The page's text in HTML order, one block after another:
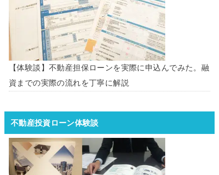
【体験談】不動産担保ローンを実際に申込んでみた。融
資までの実際の流れを丁寧に解説
不動産投資ローン体験談